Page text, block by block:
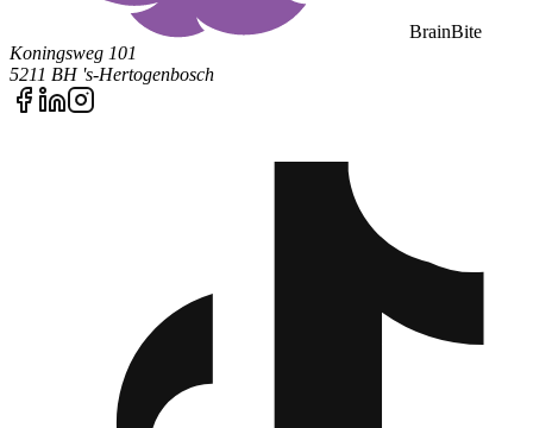
BrainBite
Koningsweg 101
5211 BH 's-Hertogenbosch